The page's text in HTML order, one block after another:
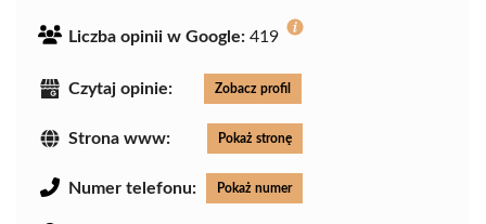
Liczba opinii w Google: 419
Czytaj opinie: Zobacz profil
Strona www: Pokaż stronę
Numer telefonu: Pokaż numer